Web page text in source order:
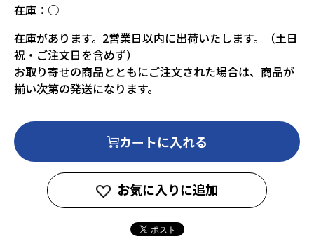
在庫： ○
在庫があります。2営業日以内に出荷いたします。（土日
祝・ご注文日を含めず）
お取り寄せの商品とともにご注文された場合は、商品が
揃い次第の発送になります。
カートに入れる
お気に入りに追加